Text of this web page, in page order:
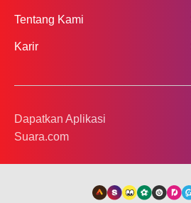
Tentang Kami
Karir
Dapatkan Aplikasi
Suara.com